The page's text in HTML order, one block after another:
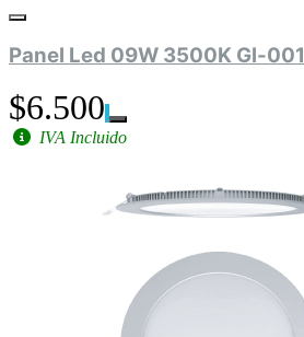
Panel Led 09W 3500K Gl-001
$6.500
IVA Incluido